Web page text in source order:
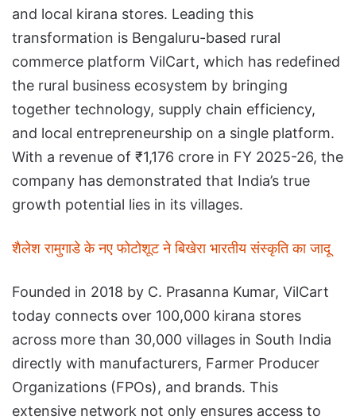
and local kirana stores. Leading this
transformation is Bengaluru-based rural
commerce platform VilCart, which has redefined
the rural business ecosystem by bringing
together technology, supply chain efficiency,
and local entrepreneurship on a single platform.
With a revenue of ₹1,176 crore in FY 2025-26, the
company has demonstrated that India’s true
growth potential lies in its villages.
शैलेश रामुगाडे के नए फोटोशूट ने बिखेरा भारतीय संस्कृति का जादू
Founded in 2018 by C. Prasanna Kumar, VilCart
today connects over 100,000 kirana stores
across more than 30,000 villages in South India
directly with manufacturers, Farmer Producer
Organizations (FPOs), and brands. This
extensive network not only ensures access to